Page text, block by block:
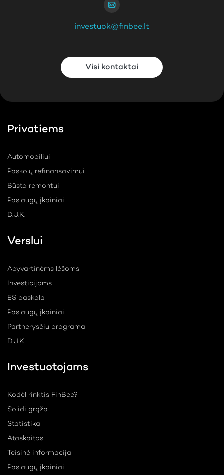
investuok@finbee.lt
Visi kontaktai
Privatiems
Automobiliui
Paskolų refinansavimui
Būsto remontui
Paslaugų įkainiai
D.U.K.
Verslui
Apyvartinėms lėšoms
Investicijoms
ES paskola
Paslaugų įkainiai
Partnerysčių programa
D.U.K.
Investuotojams
Kodėl rinktis FinBee?
Solidi grąža
Statistika
Ataskaitos
Teisinė informacija
Paslaugų įkainiai